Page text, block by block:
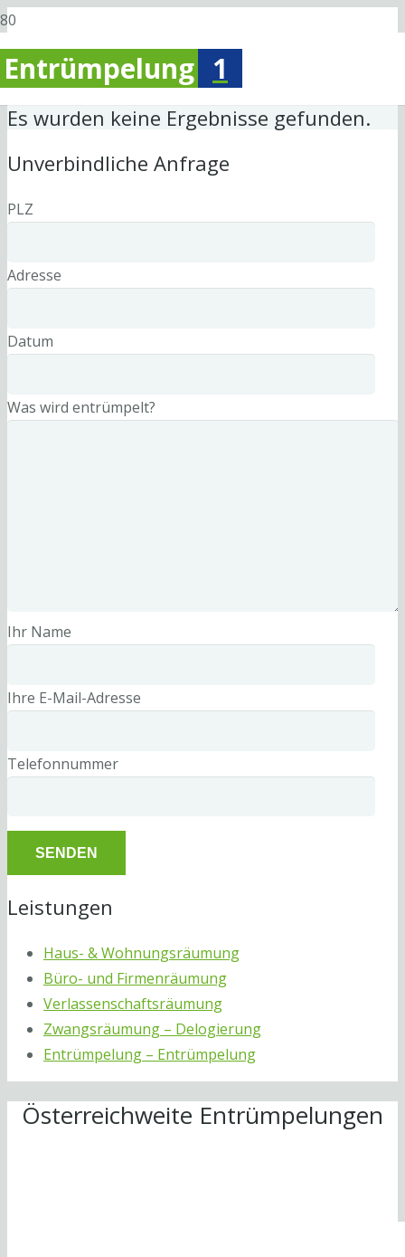
Entrümpelung 1
Es wurden keine Ergebnisse gefunden.
Unverbindliche Anfrage
PLZ
Adresse
Datum
Was wird entrümpelt?
Ihr Name
Ihre E-Mail-Adresse
Telefonnummer
Leistungen
Haus- & Wohnungsräumung
Büro- und Firmenräumung
Verlassenschaftsräumung
Zwangsräumung – Delogierung
Entrümpelung – Entrümpelung
Österreichweite Entrümpelungen